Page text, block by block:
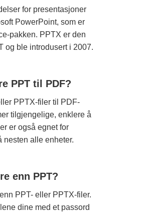
for presentasjoner
PowerPoint, som er
pakken. PPTX er den
og ble introdusert i 2007.
PPT til PDF?
PPTX-filer til PDF-
tilgjengelige, enklere å
er også egnet for
nesten alle enheter.
enn PPT?
PPT- eller PPTX-filer.
dine med et passord